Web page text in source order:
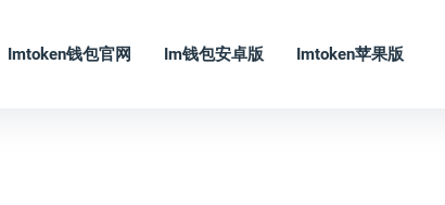
Imtoken钱包官网 Im钱包安卓版 Imtoken苹果版